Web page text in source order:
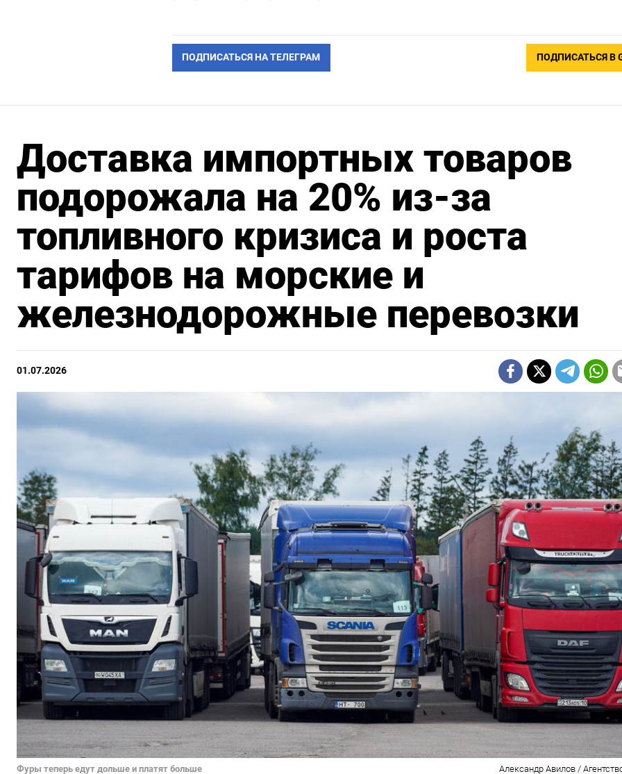
ПОДПИСАТЬСЯ НА ТЕЛЕГРАМ ПОДПИСАТЬСЯ В
Доставка импортных товаров
подорожала на 20% из-за
топливного кризиса и роста
тарифов на морские и
железнодорожные перевозки
01.07.2026
Фуры теперь едут дольше и платят больше Александр Авилов /